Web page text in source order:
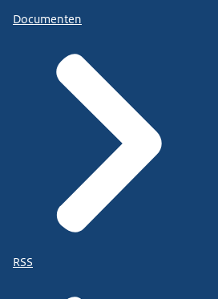
Documenten
RSS